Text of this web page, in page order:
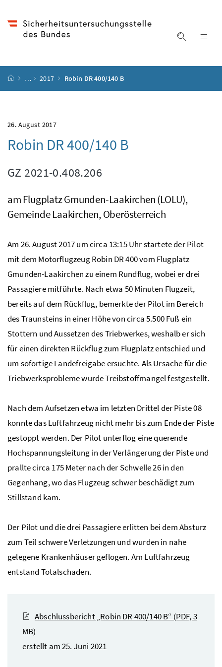
Suche
Startseite
… 2017 Robin DR 400/140 B
26. August 2017
Robin DR 400/140 B
GZ 2021-0.408.206
am Flugplatz Gmunden-Laakirchen (LOLU),
Gemeinde Laakirchen, Oberösterreich
Am 26. August 2017 um circa 13:15 Uhr startete der Pilot
mit dem Motorflugzeug Robin DR 400 vom Flugplatz
Gmunden-Laakirchen zu einem Rundflug, wobei er drei
Passagiere mitführte. Nach etwa 50 Minuten Flugzeit,
bereits auf dem Rückflug, bemerkte der Pilot im Bereich
des Traunsteins in einer Höhe von circa 5.500 Fuß ein
Stottern und Aussetzen des Triebwerkes, weshalb er sich
für einen direkten Rückflug zum Flugplatz entschied und
um sofortige Landefreigabe ersuchte. Als Ursache für die
Triebwerksprobleme wurde Treibstoffmangel festgestellt.
Nach dem Aufsetzen etwa im letzten Drittel der Piste 08
konnte das Luftfahrzeug nicht mehr bis zum Ende der Piste
gestoppt werden. Der Pilot unterflog eine querende
Hochspannungsleitung in der Verlängerung der Piste und
prallte circa 175 Meter nach der Schwelle 26 in den
Gegenhang, wo das Flugzeug schwer beschädigt zum
Stillstand kam.
Der Pilot und die drei Passagiere erlitten bei dem Absturz
zum Teil schwere Verletzungen und wurden in nahe
gelegene Krankenhäuser geflogen. Am Luftfahrzeug
entstand Totalschaden.
Abschlussbericht „Robin DR 400/140 B“ (PDF, 3
MB)
erstellt am 25. Juni 2021